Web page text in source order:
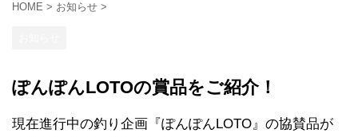
HOME > お知らせ >
ぽんぽんLOTOの賞品をご紹介！
現在進行中の釣り企画『ぽんぽんLOTO』の協賛品が